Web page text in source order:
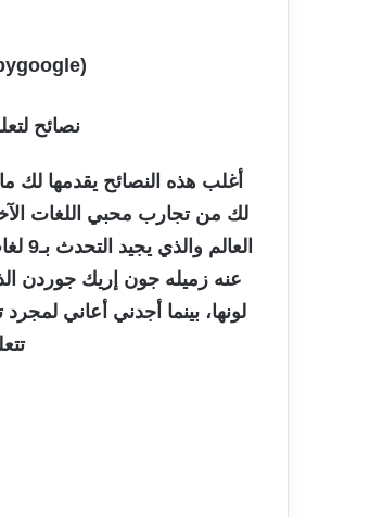
(adsbygoogle = window.adsbygoogle || []).push({});
نصائح
أغلب هذه النصائح يقدمها لك
عنه زميله جون إريك جوردن
لونها، بينما أجدني أعاني